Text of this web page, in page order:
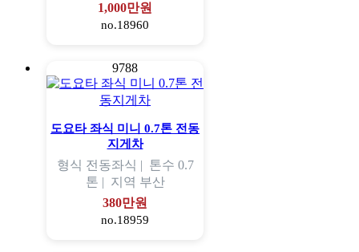
1,000만원
no.18960
9788
도요타 좌식 미니 0.7톤 전동
지게차
형식 전동좌식 | 톤수 0.7
톤 | 지역 부산
380만원
no.18959